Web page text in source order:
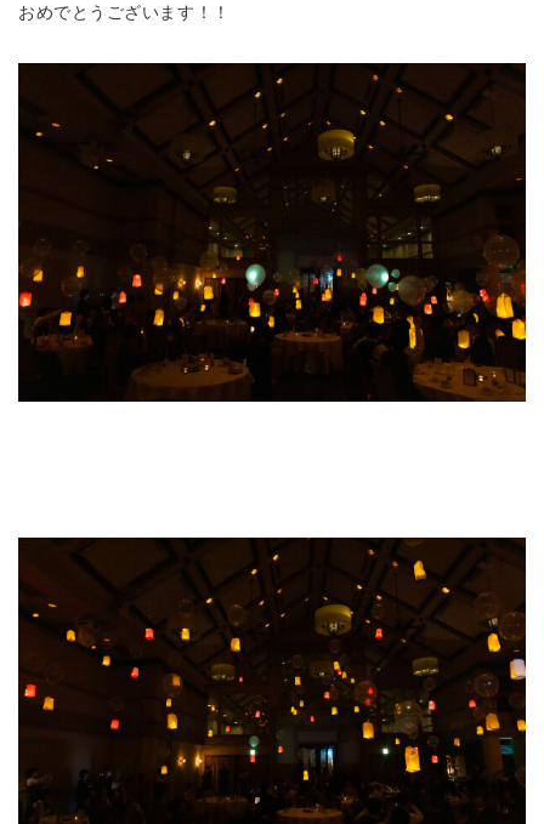
おめでとうございます！！